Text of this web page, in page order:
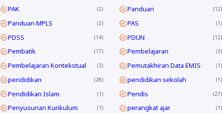
PAK 2 Panduan 12
Panduan MPLS 2 PAS 1
PDSS 14 PDUN 12
Pembatik 17 Pembelajaran 3
Pembelajaran Kontekstual 3 Pemutakhiran Data EMIS 1
pendidikan 28 pendidikan sekolah 1
Pendidikan Islam 1 Pendis 27
Penyusunan Kurikulum 1 perangkat ajar 1